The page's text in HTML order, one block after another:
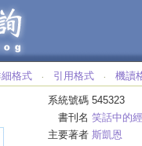
格式 ‧ 引用格式 ‧ 機讀
系統號碼 545323
書刊名 笑話中的
主要著者 斯凱恩